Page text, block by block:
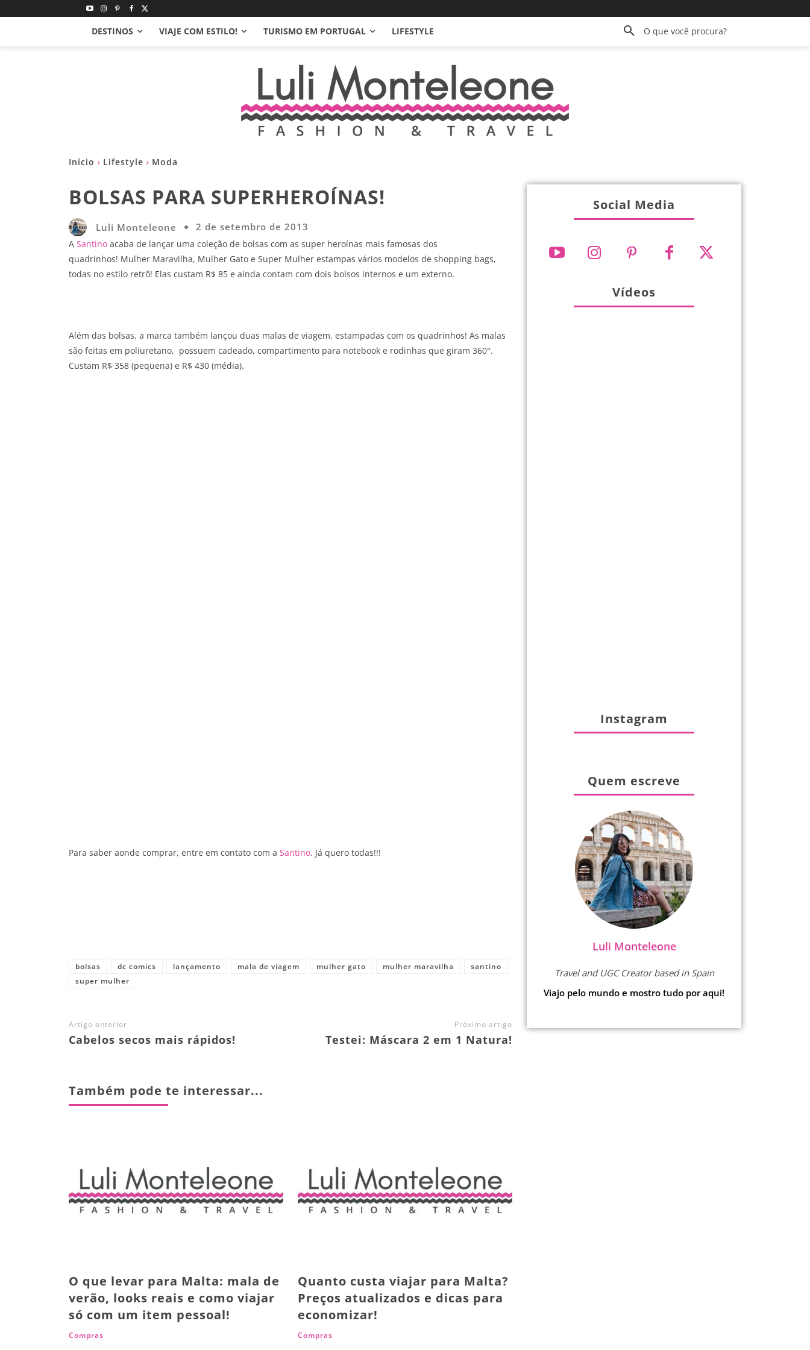
DESTINOS VIAJE COM ESTILO! TURISMO EM PORTUGAL LIFESTYLE O que você procura?
Início Lifestyle Moda
BOLSAS PARA SUPERHEROÍNAS!
Luli Monteleone 2 de setembro de 2013
A Santino acaba de lançar uma coleção de bolsas com as super heroínas mais famosas dos
quadrinhos! Mulher Maravilha, Mulher Gato e Super Mulher estampas vários modelos de shopping bags,
todas no estilo retrô! Elas custam R$ 85 e ainda contam com dois bolsos internos e um externo.
Além das bolsas, a marca também lançou duas malas de viagem, estampadas com os quadrinhos! As malas
são feitas em poliuretano, possuem cadeado, compartimento para notebook e rodinhas que giram 360°.
Custam R$ 358 (pequena) e R$ 430 (média).
Para saber aonde comprar, entre em contato com a Santino. Já quero todas!!!
bolsas dc comics lançamento mala de viagem mulher gato mulher maravilha
santino
super mulher
Artigo anterior
Cabelos secos mais rápidos!
Próximo artigo
Testei: Máscara 2 em 1 Natura!
Também pode te interessar...
O que levar para Malta: mala de
verão, looks reais e como viajar
só com um item pessoal!
Compras
Quanto custa viajar para Malta?
Preços atualizados e dicas para
economizar!
Compras
Social Media
Vídeos
Instagram
Quem escreve
Luli Monteleone
Travel and UGC Creator based in Spain
Viajo pelo mundo e mostro tudo por aqui!